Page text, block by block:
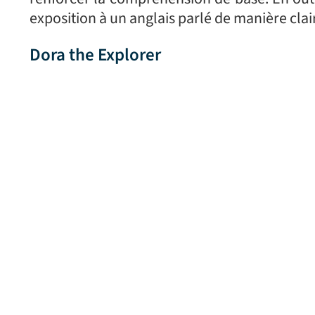
exposition à un anglais parlé de manière
Dora the Explorer